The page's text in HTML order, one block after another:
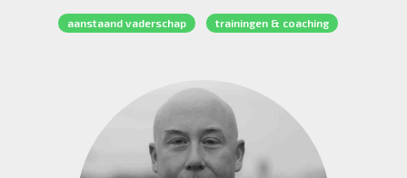
aanstaand vaderschap trainingen & coaching